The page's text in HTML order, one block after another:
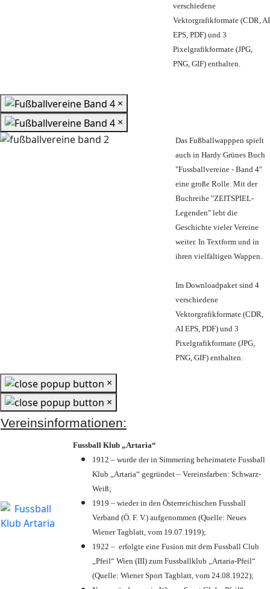
verschiedene
Vektorgrafikformate (CDR, AI
EPS, PDF) und 3
Pixelgrafikformate (JPG,
PNG, GIF) enthalten.
×
×
Das Fußballwapppen spielt
auch in Hardy Grünes Buch
"Fussballvereine - Band 4"
eine große Rolle. Mit der
Buchreihe "ZEITSPIEL-
Legenden" lebt die
Geschichte vieler Vereine
weiter. In Textform und in
ihren vielfältigen Wappen.
Im Downloadpaket sind 4
verschiedene
Vektorgrafikformate (CDR,
AI EPS, PDF) und 3
Pixelgrafikformate (JPG,
PNG, GIF) enthalten.
×
×
Vereinsinformationen:
Fussball Klub „Artaria“
1912 – wurde der in Simmering beheimatete Fussball
Klub „Artaria“ gegründet – Vereinsfarben: Schwarz-
Weiß;
1919 – wieder in den Österreichischen Fussball
Verband (Ö. F. V.) aufgenommen (Quelle: Neues
Wiener Tagblatt, vom 19.07.1919);
1922 – erfolgte eine Fusion mit dem Fussball Club
„Pfeil“ Wien (III) zum Fussballklub „Artaria-Pfeil“
(Quelle: Wiener Sport Tagblatt, vom 24.08.1922);